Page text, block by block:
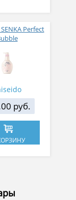
Perfect
с эффектом
с
кислотой
руб.